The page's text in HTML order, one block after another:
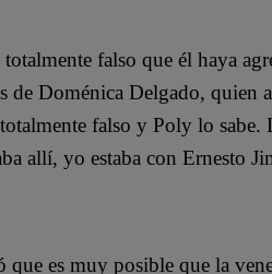
totalmente falso que él haya
de Doménica Delgado, quien
falso y Poly lo sabe.
allí, yo estaba con Ernesto
es muy posible que la